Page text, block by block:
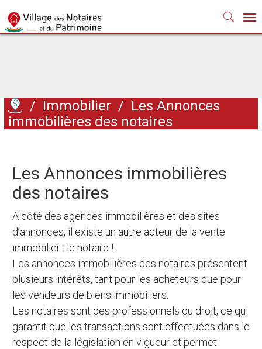
/ Immobilier / Les Annonces
immobilières des notaires
Les Annonces immobilières
des notaires
A côté des agences immobilières et des sites
d’annonces, il existe un autre acteur de la vente
immobilier : le notaire !
Les annonces immobilières des notaires présentent
plusieurs intérêts, tant pour les acheteurs que pour
les vendeurs de biens immobiliers.
Les notaires sont des professionnels du droit, ce qui
garantit que les transactions sont effectuées dans le
respect de la législation en vigueur et permet